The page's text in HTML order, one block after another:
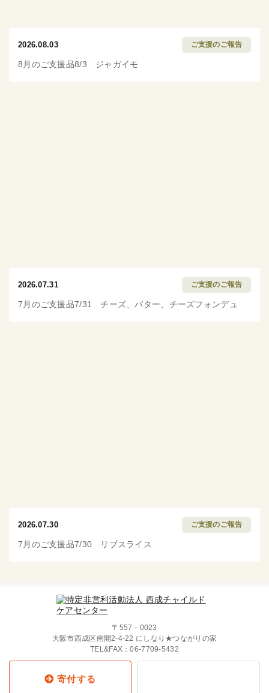
2026.08.03 ご支援のご報告
8月のご支援品8/3 ジャガイモ
2026.07.31 ご支援のご報告
7月のご支援品7/31 チーズ、バター、チーズフォンデュ
2026.07.30 ご支援のご報告
7月のご支援品7/30 リブスライス
〒557－0023
大阪市西成区南開2-4-22 にしなり★つながりの家
TEL&FAX：06-7709-5432
寄付する